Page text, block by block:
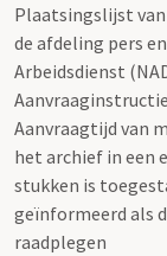
Plaatsingslijst van
de afdeling pers
Arbeidsdienst
Aanvraagtijd van
het archief in een
stukken is
geïnformeerd als
raadplegen